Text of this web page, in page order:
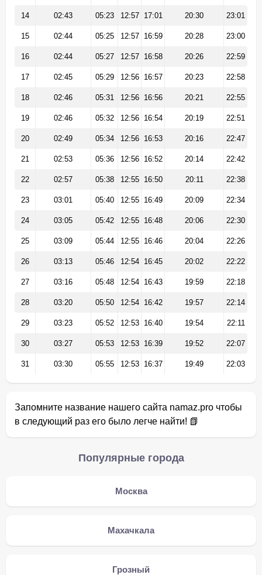
14 02:43 05:23 12:57 17:01 20:30 23:01
15 02:44 05:25 12:57 16:59 20:28 23:00
16 02:44 05:27 12:57 16:58 20:26 22:59
17 02:45 05:29 12:56 16:57 20:23 22:58
18 02:46 05:31 12:56 16:56 20:21 22:55
19 02:46 05:32 12:56 16:54 20:19 22:51
20 02:49 05:34 12:56 16:53 20:16 22:47
21 02:53 05:36 12:56 16:52 20:14 22:42
22 02:57 05:38 12:55 16:50 20:11 22:38
23 03:01 05:40 12:55 16:49 20:09 22:34
24 03:05 05:42 12:55 16:48 20:06 22:30
25 03:09 05:44 12:55 16:46 20:04 22:26
26 03:13 05:46 12:54 16:45 20:02 22:22
27 03:16 05:48 12:54 16:43 19:59 22:18
28 03:20 05:50 12:54 16:42 19:57 22:14
29 03:23 05:52 12:53 16:40 19:54 22:11
30 03:27 05:53 12:53 16:39 19:52 22:07
31 03:30 05:55 12:53 16:37 19:49 22:03
Запомните название нашего сайта namaz.pro чтобы
в следующий раз его было легче найти! 📗
Популярные города
Москва
Махачкала
Грозный